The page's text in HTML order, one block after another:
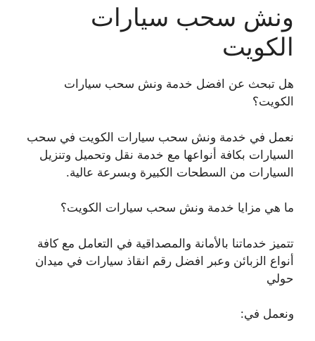
ونش سحب سيارات
الكويت
هل تبحث عن افضل خدمة ونش سحب سيارات
الكويت؟
نعمل في خدمة ونش سحب سيارات الكويت في سحب
السيارات بكافة أنواعها مع خدمة نقل وتحميل وتنزيل
السيارات من السطحات الكبيرة وبسرعة عالية.
ما هي مزايا خدمة ونش سحب سيارات الكويت؟
تتميز خدماتنا بالأمانة والمصداقية في التعامل مع كافة
أنواع الزبائن وعبر افضل رقم انقاذ سيارات في ميدان
حولي
ونعمل في: